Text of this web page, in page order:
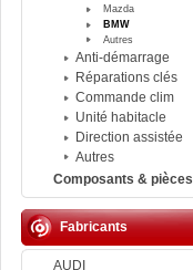
Mazda
BMW
Autres
Anti-démarrage
Réparations clés
Commande clim
Unité habitacle
Direction assistée
Autres
Composants & pièces
Fabricants
AUDI